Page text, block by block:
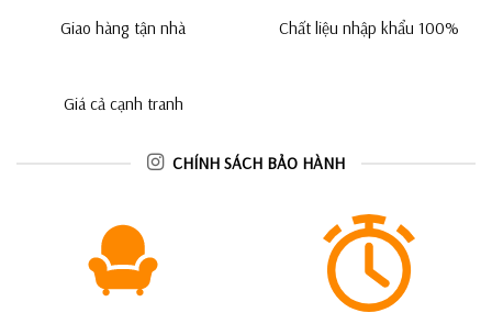
Giao hàng tận nhà Chất liệu nhập khẩu 100%
Giá cả cạnh tranh
CHÍNH SÁCH BẢO HÀNH